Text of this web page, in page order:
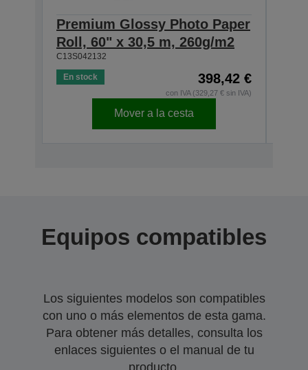
Premium Glossy Photo Paper
Roll, 60" x 30,5 m, 260g/m2
C13S042132
En stock 398,42 €
con IVA (329,27 € sin IVA)
Mover a la cesta
Equipos compatibles
Los siguientes modelos son compatibles
con uno o más elementos de esta gama.
Para obtener más detalles, consulta los
enlaces siguientes o el manual de tu
producto.